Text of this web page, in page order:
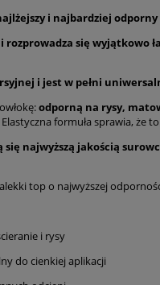
i najbardziej
rozprowadza się wyjątkowo
i jest w pełni
odporną na rysy,
Elastyczna formuła sprawia,
najwyższą jakością
top o najwyższej
i rysy
do cienkiej aplikacji